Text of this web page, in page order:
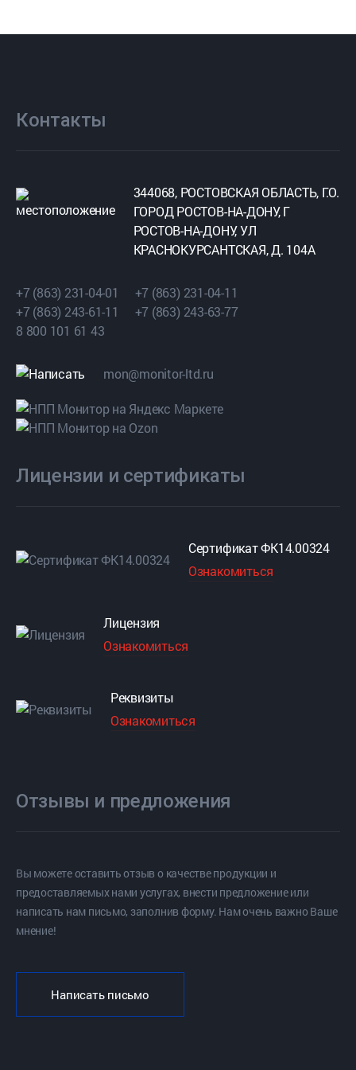
Контакты
344068, РОСТОВСКАЯ ОБЛАСТЬ, Г.О.
ГОРОД РОСТОВ-НА-ДОНУ, Г
РОСТОВ-НА-ДОНУ, УЛ
КРАСНОКУРСАНТСКАЯ, Д. 104А
+7 (863) 231-04-01
+7 (863) 231-04-11
+7 (863) 243-61-11
+7 (863) 243-63-77
8 800 101 61 43
mon@monitor-ltd.ru
Лицензии и сертификаты
Сертификат ФК14.00324
Ознакомиться
Лицензия
Ознакомиться
Реквизиты
Ознакомиться
Отзывы и предложения
Вы можете оставить отзыв о качестве продукции и
предоставляемых нами услугах, внести предложение или
написать нам письмо, заполнив форму. Нам очень важно Ваше
мнение!
Написать письмо